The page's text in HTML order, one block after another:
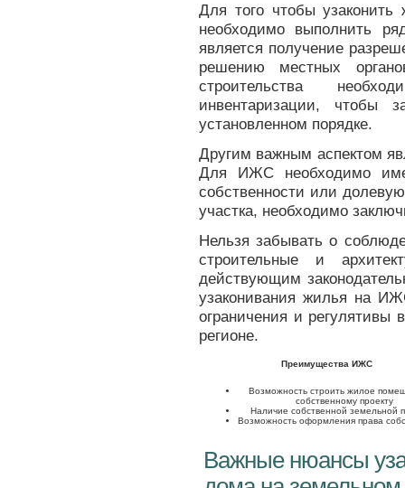
Для того чтобы
необходимо выполнить
является получение
решению местных
строительства
инвентаризации, чтобы
установленном порядке.
Другим важным аспектом
Для ИЖС необходимо
собственности или
участка, необходимо
Нельзя забывать о
строительные и
действующим
узаконивания жилья на
ограничения и регулятивы
регионе.
Преимущества ИЖС
Возможность строить жилое
собственному проекту
Наличие собственной земельной
Возможность оформления права
Важные нюансы